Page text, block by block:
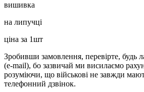
вишивка
на липучці
ціна за 1шт
Зробивши замовлення, перевірте, будь
(e-mail), бо зазвичай ми висилаємо
розуміючи, що військові не завжди
телефонний дзвінок.